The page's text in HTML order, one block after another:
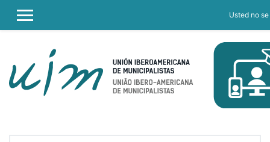
PANEL LATERAL
Usted no